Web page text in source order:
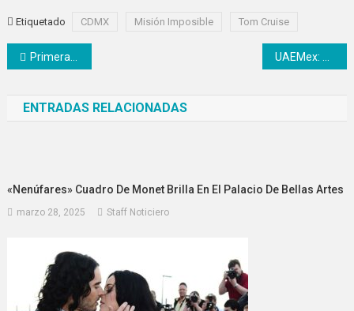
Etiquetado CDMX Misión Imposible Tom Cruise
Navegación
entradas
Primera carrera de botargas en CDMX
ENTRADAS RELACIONADAS
«Nenúfares» Cuadro De Monet Brilla En El Palacio De Bellas Artes
marzo 28, 2025 Staff Noticiero